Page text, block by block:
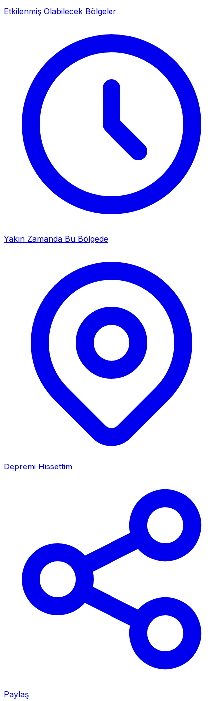
Etkilenmiş Olabilecek Bölgeler
Yakın Zamanda Bu Bölgede
Depremi Hissettim
Paylaş